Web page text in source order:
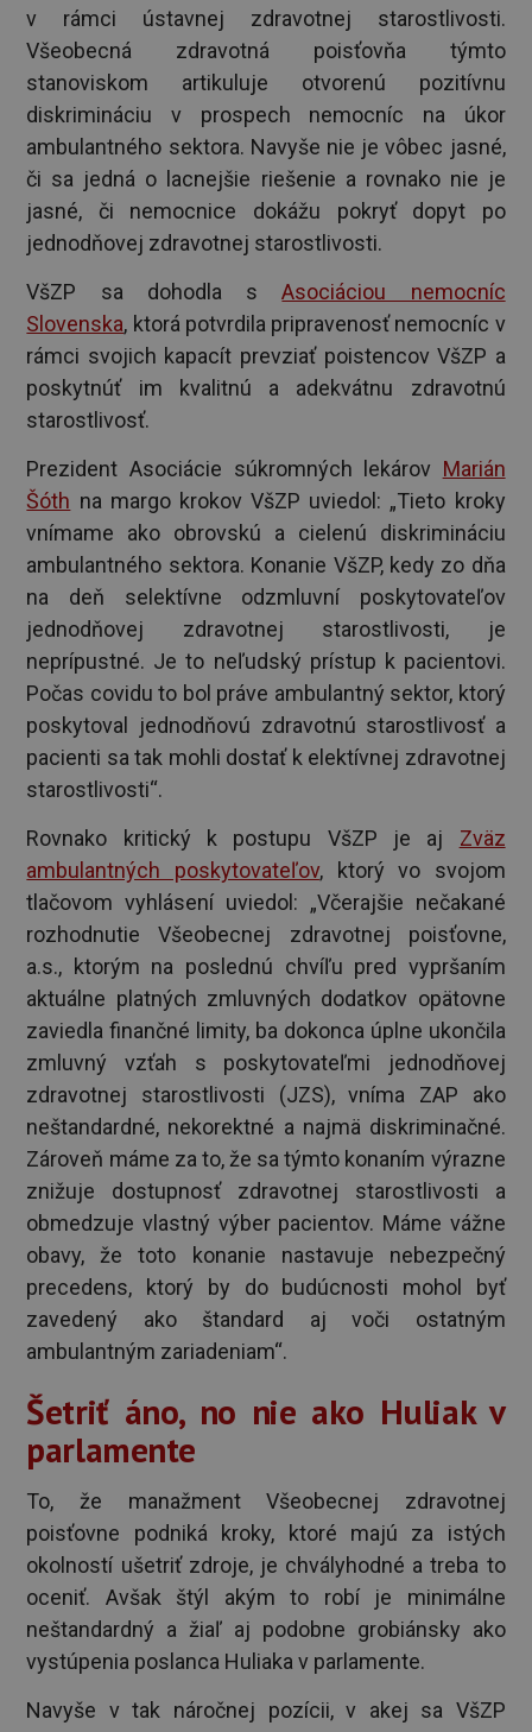
v rámci ústavnej zdravotnej starostlivosti.
Všeobecná zdravotná poisťovňa týmto
stanoviskom artikuluje otvorenú pozitívnu
diskrimináciu v prospech nemocníc na úkor
ambulantného sektora. Navyše nie je vôbec jasné,
či sa jedná o lacnejšie riešenie a rovnako nie je
jasné, či nemocnice dokážu pokryť dopyt po
jednodňovej zdravotnej starostlivosti.
VšZP sa dohodla sAsociáciou nemocníc
Slovenska, ktorá potvrdila pripravenosť nemocníc v
rámci svojich kapacít prevziať poistencov VšZP a
poskytnúť im kvalitnú a adekvátnu zdravotnú
starostlivosť.
Prezident Asociácie súkromných lekárov Marián
Šóth na margo krokov VšZP uviedol: „Tieto kroky
vnímame ako obrovskú a cielenú diskrimináciu
ambulantného sektora. Konanie VšZP, kedy zo dňa
na deň selektívne odzmluvní poskytovateľov
jednodňovej zdravotnej starostlivosti, je
neprípustné. Je to neľudský prístup k pacientovi.
Počas covidu to bol práve ambulantný sektor, ktorý
poskytoval jednodňovú zdravotnú starostlivosť a
pacienti sa tak mohli dostať k elektívnej zdravotnej
starostlivosti“.
Rovnako kritický k postupu VšZP je aj Zväz
ambulantných poskytovateľov, ktorý vo svojom
tlačovom vyhlásení uviedol: „Včerajšie nečakané
rozhodnutie Všeobecnej zdravotnej poisťovne,
a.s., ktorým na poslednú chvíľu pred vypršaním
aktuálne platných zmluvných dodatkov opätovne
zaviedla finančné limity, ba dokonca úplne ukončila
zmluvný vzťah s poskytovateľmi jednodňovej
zdravotnej starostlivosti (JZS), vníma ZAP ako
neštandardné, nekorektné a najmä diskriminačné.
Zároveň máme za to, že sa týmto konaním výrazne
znižuje dostupnosť zdravotnej starostlivosti a
obmedzuje vlastný výber pacientov. Máme vážne
obavy, že toto konanie nastavuje nebezpečný
precedens, ktorý by do budúcnosti mohol byť
zavedený ako štandard aj voči ostatným
ambulantným zariadeniam“.
Šetriť áno, no nie ako Huliak v
parlamente
To, že manažment Všeobecnej zdravotnej
poisťovne podniká kroky, ktoré majú za istých
okolností ušetriť zdroje, je chvályhodné a treba to
oceniť. Avšak štýl akým to robí je minimálne
neštandardný a žiaľ aj podobne grobiánsky ako
vystúpenia poslanca Huliaka v parlamente.
Navyše v tak náročnej pozícii, v akej sa VšZP